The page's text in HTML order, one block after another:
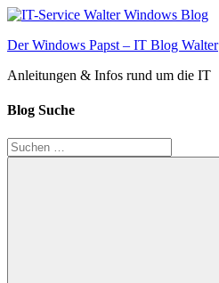
Zum
springen
Der Windows Papst – IT Blog Walter
Anleitungen & Infos rund um die IT
Blog Suche
Suchen
nach: